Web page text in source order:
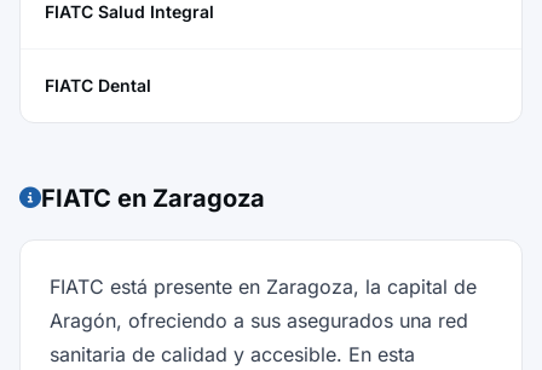
FIATC Salud Integral
FIATC Dental
FIATC en Zaragoza
FIATC está presente en Zaragoza, la capital de
Aragón, ofreciendo a sus asegurados una red
sanitaria de calidad y accesible. En esta